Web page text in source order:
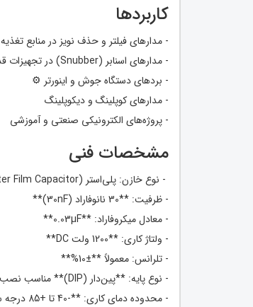
کاربردها
- مدارهای فیلتر و حذف نویز در منابع تغذیه
- مدارهای اسنابر (Snubber) در تجهیزات قدرت
- بردهای دستگاه جوش و اینورتر ⚙️
- مدارهای کوپلینگ و دیکوپلینگ
- پروژه‌های الکترونیکی صنعتی و آموزشی
مشخصات فنی
- نوع خازن: پلی‌استر (Polyester Film Capacitor)
- ظرفیت: **30 نانوفاراد (30nF)**
- معادل میکروفاراد: **0.03µF**
- ولتاژ کاری: **1200 ولت DC**
- تلرانس: معمولاً **±10%**
- نوع پایه: **پین‌دار (DIP)** مناسب نصب روی برد
- محدوده دمای کاری: **-40 تا +85 درجه سانتی‌گراد**